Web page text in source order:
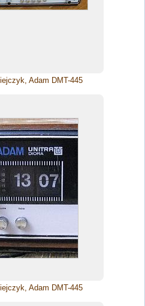
Adam DMT-445
Adam DMT-445